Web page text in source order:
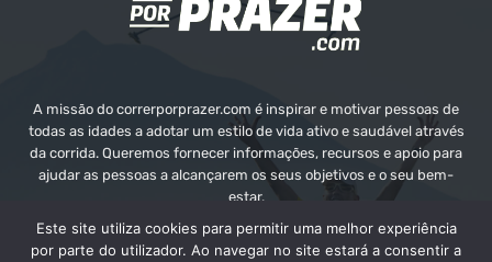
A missão do correrporprazer.com é inspirar e motivar pessoas de
todas as idades a adotar um estilo de vida ativo e saudável através
da corrida. Queremos fornecer informações, recursos e apoio para
ajudar as pessoas a alcançarem os seus objetivos e o seu bem-
estar.
Contate-nos:info@correrporprazer.com
Este site utiliza cookies para permitir uma melhor experiência
por parte do utilizador. Ao navegar no site estará a consentir a